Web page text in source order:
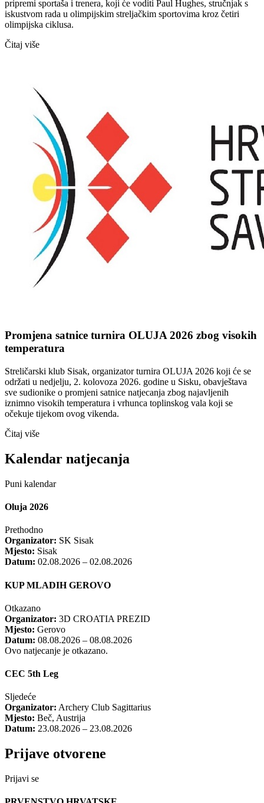
pripremi sportaša i trenera, koji će voditi Paul Hughes, stručnjak s
iskustvom rada u olimpijskim streljačkim sportovima kroz četiri
olimpijska ciklusa.
Čitaj više
Promjena satnice turnira OLUJA 2026 zbog visokih
temperatura
Streličarski klub Sisak, organizator turnira OLUJA 2026 koji će se
održati u nedjelju, 2. kolovoza 2026. godine u Sisku, obavještava
sve sudionike o promjeni satnice natjecanja zbog najavljenih
iznimno visokih temperatura i vrhunca toplinskog vala koji se
očekuje tijekom ovog vikenda.
Čitaj više
Kalendar natjecanja
Puni kalendar
Oluja 2026
Prethodno
Organizator: SK Sisak
Mjesto: Sisak
Datum: 02.08.2026 – 02.08.2026
KUP MLADIH GEROVO
Otkazano
Organizator: 3D CROATIA PREZID
Mjesto: Gerovo
Datum: 08.08.2026 – 08.08.2026
Ovo natjecanje je otkazano.
CEC 5th Leg
Sljedeće
Organizator: Archery Club Sagittarius
Mjesto: Beč, Austrija
Datum: 23.08.2026 – 23.08.2026
Prijave otvorene
Prijavi se